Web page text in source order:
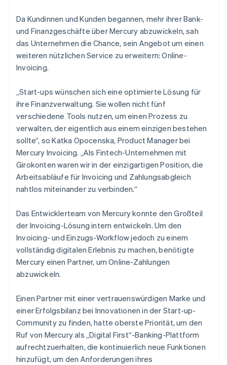
Da Kundinnen und Kunden begannen, mehr ihrer Bank-
und Finanzgeschäfte über Mercury abzuwickeln, sah
das Unternehmen die Chance, sein Angebot um einen
weiteren nützlichen Service zu erweitern: Online-
Invoicing.
„Start-ups wünschen sich eine optimierte Lösung für
ihre Finanzverwaltung. Sie wollen nicht fünf
verschiedene Tools nutzen, um einen Prozess zu
verwalten, der eigentlich aus einem einzigen bestehen
sollte“, so Katka Opocenska, Product Manager bei
Mercury Invoicing. „Als Fintech-Unternehmen mit
Girokonten waren wir in der einzigartigen Position, die
Arbeitsabläufe für Invoicing und Zahlungsabgleich
nahtlos miteinander zu verbinden.“
Das Entwicklerteam von Mercury konnte den Großteil
der Invoicing-Lösung intern entwickeln. Um den
Invoicing- und Einzugs-Workflow jedoch zu einem
vollständig digitalen Erlebnis zu machen, benötigte
Mercury einen Partner, um Online-Zahlungen
abzuwickeln.
Einen Partner mit einer vertrauenswürdigen Marke und
einer Erfolgsbilanz bei Innovationen in der Start-up-
Community zu finden, hatte oberste Priorität, um den
Ruf von Mercury als „Digital First“-Banking-Plattform
aufrechtzuerhalten, die kontinuierlich neue Funktionen
hinzufügt, um den Anforderungen ihres